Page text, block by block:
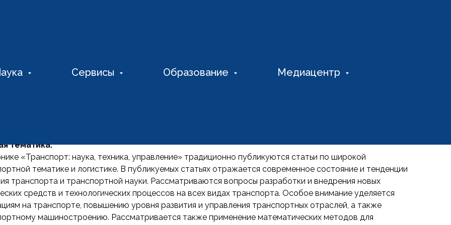
Сервисы Образование Медиацентр
наука, техника, управление
тематика:
«Транспорт: наука, техника, управление» традиционно публикуются статьи по широкой
тематике и логистике. В публикуемых статьях отражается современное состояние и тенденции
транспорта и транспортной науки. Рассматриваются вопросы разработки и внедрения новых
средств и технологических процессов на всех видах транспорта. Особое внимание уделяется
на транспорте, повышению уровня развития и управления транспортных отраслей, а также
машиностроению. Рассматривается также применение математических методов для